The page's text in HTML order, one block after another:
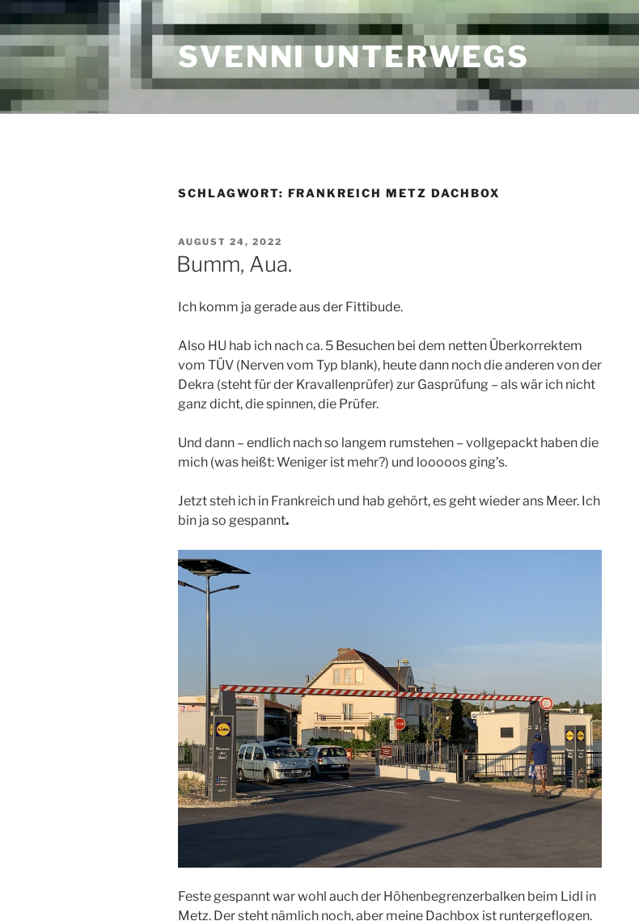
Inhalt
springen
SVENNI UNTERWEGS
SCHLAGWORT: FRANKREICH METZ DACHBOX
VERÖFFENTLICHT
AM
AUGUST 24, 2022
Bumm, Aua.
Ich komm ja gerade aus der Fittibude.
Also HU hab ich nach ca. 5 Besuchen bei dem netten Überkorrektem
vom TÜV (Nerven vom Typ blank), heute dann noch die anderen von der
Dekra (steht für der Kravallenprüfer) zur Gasprüfung – als wär ich nicht
ganz dicht, die spinnen, die Prüfer.
Und dann – endlich nach so langem rumstehen – vollgepackt haben die
mich (was heißt: Weniger ist mehr?) und looooos ging’s.
Jetzt steh ich in Frankreich und hab gehört, es geht wieder ans Meer. Ich
bin ja so gespannt.
Feste gespannt war wohl auch der Höhenbegrenzerbalken beim Lidl in
Metz. Der steht nämlich noch, aber meine Dachbox ist runtergeflogen.